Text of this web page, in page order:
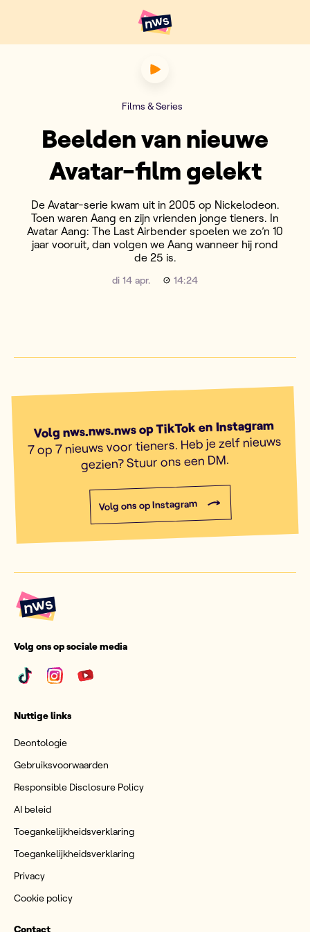
Hoofdpunten VRT NWS
Beelden van nieuwe
Films & Series
Beelden van nieuwe
Avatar-film gelekt
De Avatar-serie kwam uit in 2005 op Nickelodeon.
Toen waren Aang en zijn vrienden jonge tieners. In
Avatar Aang: The Last Airbender spoelen we zo’n 10
jaar vooruit, dan volgen we Aang wanneer hij rond
de 25 is.
di 14 apr. 14:24
Volg nws.nws.nws op TikTok en Instagram
7 op 7 nieuws voor tieners. Heb je zelf nieuws
gezien? Stuur ons een DM.
Volg ons op Instagram
Volg ons op sociale media
Nuttige links
Deontologie
Gebruiksvoorwaarden
Responsible Disclosure Policy
AI beleid
Toegankelijkheidsverklaring
Toegankelijkheidsverklaring
Privacy
Cookie policy
Contact